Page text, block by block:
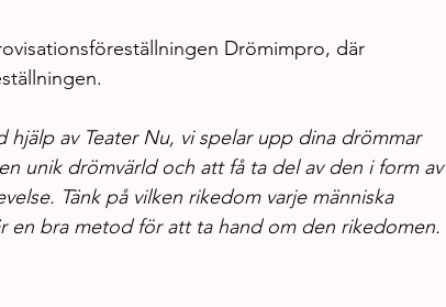
Drömimpro, där
hjälp av Teater Nu, vi spelar upp dina drömmar
unik drömvärld och att få ta del av den i form av
Tänk på vilken rikedom varje människa
en bra metod för att ta hand om den rikedomen.